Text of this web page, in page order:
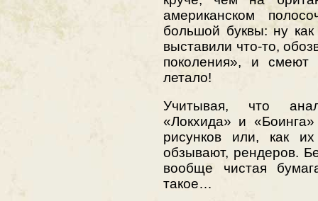
американском
большой буквы: ну как
выставили что-то,
поколения», и
летало!
Учитывая, что
«Локхида» и
рисунков или, как
обзывают, рендеров.
вообще чистая
такое…